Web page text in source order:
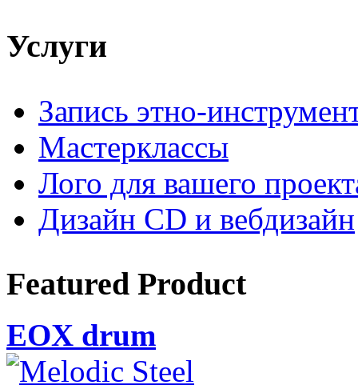
Услуги
Запись этно-
Мастерклассы
Лого для вашего
Дизайн CD и вебдизайн
Featured Product
EOX drum